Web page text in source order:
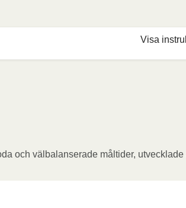
Visa
innan du tar bort folien. Se upp för
och välbalanserade måltider,